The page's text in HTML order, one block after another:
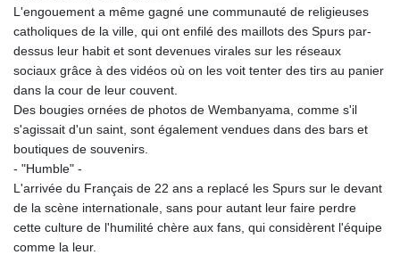
MOP 9.312302
MRU 46.220597
MUR 54.185979
MVR 17.834424
MXN 19.918699
MYR 4.720872
NGN 1571.535555
NIO 42.420069
NOK 11.004093
L'engouement a même gagné une communauté de religieuses
catholiques de la ville, qui ont enfilé des maillots des Spurs par-
dessus leur habit et sont devenues virales sur les réseaux
sociaux grâce à des vidéos où on les voit tenter des tirs au panier
dans la cour de leur couvent.
Des bougies ornées de photos de Wembanyama, comme s'il
s'agissait d'un saint, sont également vendues dans des bars et
boutiques de souvenirs.
- "Humble" -
L'arrivée du Français de 22 ans a replacé les Spurs sur le devant
de la scène internationale, sans pour autant leur faire perdre
cette culture de l'humilité chère aux fans, qui considèrent l'équipe
comme la leur.